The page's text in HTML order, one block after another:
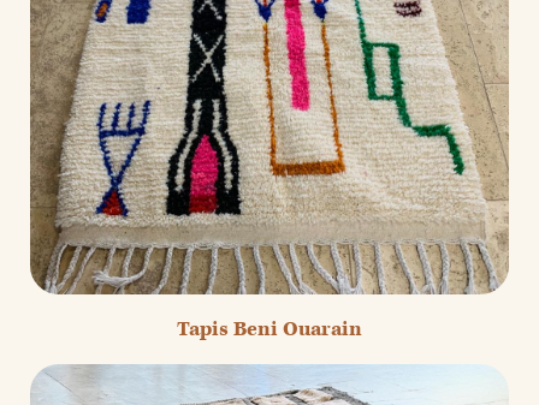
Tapis Beni Ouarain